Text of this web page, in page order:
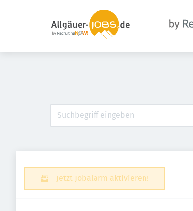
Jetzt Jobalarm aktivieren!